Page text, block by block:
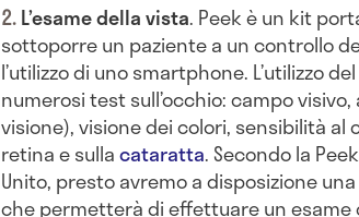
L’esame della vista. Peek è un kit
sottoporre un paziente a un controllo
l’utilizzo di uno smartphone. L’utilizzo
numerosi test sull’occhio: campo
visione), visione dei colori, sensibilità
retina e sullacataratta. Secondo la
Unito, presto avremo a disposizione
che permetterà di effettuare un